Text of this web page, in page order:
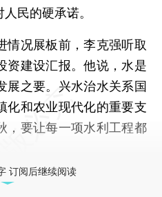
民的硬承诺。
况展板前，李克强听取
资建设汇报。他说，水是
展之要。兴水治水关系国
化和农业现代化的重要支
，要让每一项水利工程都
订阅后继续阅读